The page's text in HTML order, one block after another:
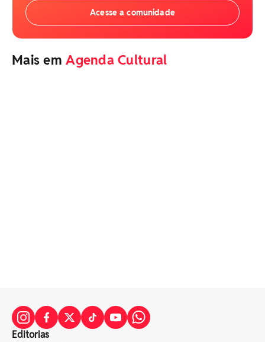
Acesse a comunidade
Mais emAgenda Cultural
Editorias